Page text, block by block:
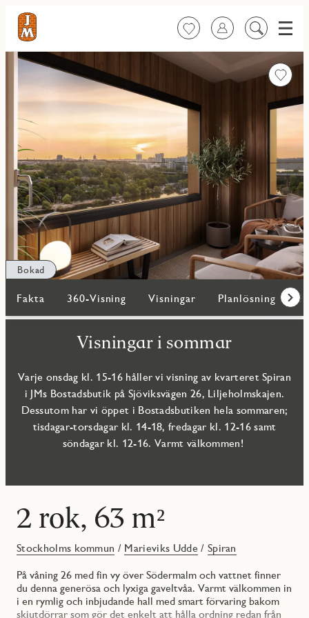
FavoriterLogga in
Sök
Meny
Bokad
Fakta 360-Visning Visningar Planlösning
Visningar i sommar
Varje onsdag kl. 15-16 håller vi visning av kvarteret Spiran
i JMs Bostadsbutik på Sjöviksvägen 26, Liljeholmskajen.
Dessutom har vi öppet i Bostadsbutiken hela sommaren;
tisdagar-torsdagar kl. 14-18, fredagar kl. 12-16 samt
söndagar kl. 12-16. Varmt välkommen!
2 rok, 63 m²
Stockholms kommun / Marieviks Udde / Spiran
På våning 26 med fin vy över Södermalm och vattnet finner
du denna generösa och lyxiga gaveltvåa. Varmt välkommen in
i en rymlig och inbjudande hall med smart förvaring bakom
skjutdörrar som gör det enkelt att hålla ordning redan från